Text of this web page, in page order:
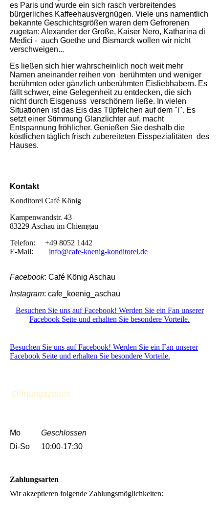
es Paris und wurde ein sich rasch verbreitendes
bürgerliches Kaffeehausvergnügen. Viele uns namentlich
bekannte Geschichtsgrößen waren dem Gefrorenen
zugetan: Alexander der Große, Kaiser Nero, Katharina di
Medici - auch Goethe und Bismarck wollen wir nicht
verschweigen...
Es ließen sich hier wahrscheinlich noch weit mehr
Namen aneinander reihen von berühmten und weniger
berühmten oder gänzlich unberühmten Eisliebhabern. Es
fällt schwer, eine Gelegenheit zu entdecken, die sich
nicht durch Eisgenuss verschönern ließe. In vielen
Situationen ist das Eis das Tüpfelchen auf dem "i". Es
setzt einer Stimmung Glanzlichter auf, macht
Entspannung fröhlicher. Genießen Sie deshalb die
köstlichen täglich frisch zubereiteten Eisspezialitäten des
Hauses.
Kontakt
Konditorei Café König
Kampenwandstr. 43
83229 Aschau im Chiemgau
Telefon: +49 8052 1442
E-Mail: info@cafe-koenig-konditorei.de
Facebook: Café König Aschau
Instagram: cafe_koenig_aschau
Besuchen Sie uns auf Facebook! Werden Sie ein Fan unserer
Facebook Seite und erhalten Sie besondere Vorteile.
Besuchen Sie uns auf Facebook! Werden Sie ein Fan unserer
Facebook Seite und erhalten Sie besondere Vorteile.
Öffnungszeiten
Mo
Geschlossen
Di-So
10:00-17:30
Zahlungsarten
Wir akzeptieren folgende Zahlungsmöglichkeiten: